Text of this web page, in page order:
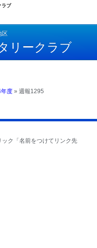
ラブ
区
リークラブ
度 » 週報1295
ク「名前をつけてリンク先